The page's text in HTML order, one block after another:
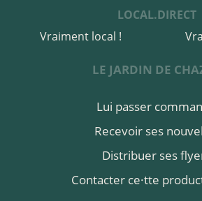
LOCAL.DIRECT
Vraiment local !
LE JARDIN DE
Lui passer
Recevoir ses
Distribuer ses
Contacter ce·tte